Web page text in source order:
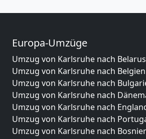
Europa-Umzüge
Umzug von Karlsruhe nach Belarus
Umzug von Karlsruhe nach Belgien
Umzug von Karlsruhe nach
Umzug von Karlsruhe nach
Umzug von Karlsruhe nach
Umzug von Karlsruhe nach
Umzug von Karlsruhe nach